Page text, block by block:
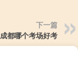
下一篇
成都哪个考场好考